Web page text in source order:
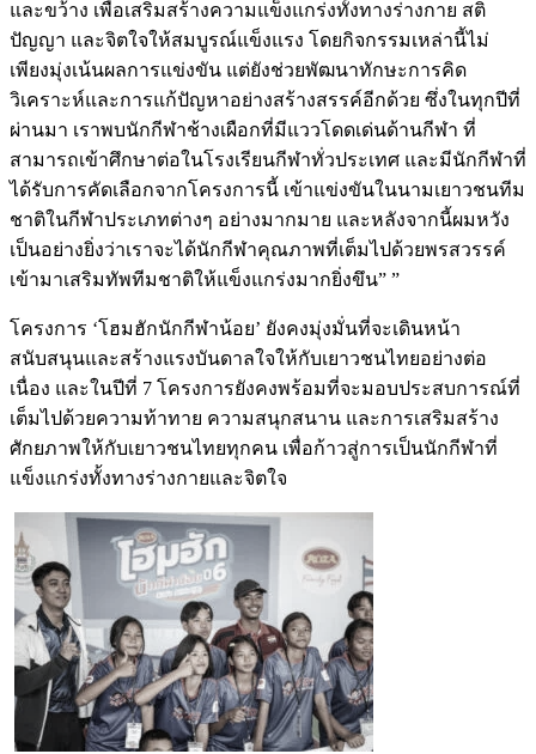
และขว้าง เพื่อเสริมสร้างความแข็งแกร่งทั้งทางร่างกาย สติ
ปัญญา และจิตใจให้สมบูรณ์แข็งแรง โดยกิจกรรมเหล่านี้ไม่
เพียงมุ่งเน้นผลการแข่งขัน แต่ยังช่วยพัฒนาทักษะการคิด
วิเคราะห์และการแก้ปัญหาอย่างสร้างสรรค์อีกด้วย ซึ่งในทุกปีที่
ผ่านมา เราพบนักกีฬาช้างเผือกที่มีแววโดดเด่นด้านกีฬา ที่
สามารถเข้าศึกษาต่อในโรงเรียนกีฬาทั่วประเทศ และมีนักกีฬาที่
ได้รับการคัดเลือกจากโครงการนี้ เข้าแข่งขันในนามเยาวชนทีม
ชาติในกีฬาประเภทต่างๆ อย่างมากมาย และหลังจากนี้ผมหวัง
เป็นอย่างยิ่งว่าเราจะได้นักกีฬาคุณภาพที่เต็มไปด้วยพรสวรรค์
เข้ามาเสริมทัพทีมชาติให้แข็งแกร่งมากยิ่งขึน” ”
โครงการ ‘โฮมฮักนักกีฬาน้อย’ ยังคงมุ่งมั่นที่จะเดินหน้า
สนับสนุนและสร้างแรงบันดาลใจให้กับเยาวชนไทยอย่างต่อ
เนื่อง และในปีที่ 7 โครงการยังคงพร้อมที่จะมอบประสบการณ์ที่
เต็มไปด้วยความท้าทาย ความสนุกสนาน และการเสริมสร้าง
ศักยภาพให้กับเยาวชนไทยทุกคน เพื่อก้าวสู่การเป็นนักกีฬาที่
แข็งแกร่งทั้งทางร่างกายและจิตใจ